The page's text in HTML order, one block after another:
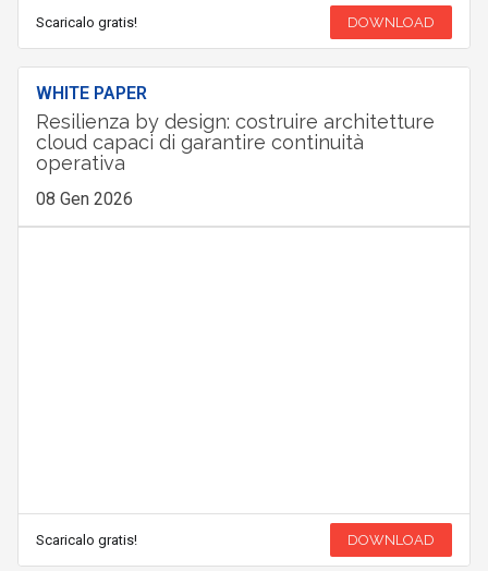
Scaricalo gratis! DOWNLOAD
WHITE PAPER
Resilienza by design: costruire architetture
cloud capaci di garantire continuità
operativa
08 Gen 2026
Scaricalo gratis! DOWNLOAD